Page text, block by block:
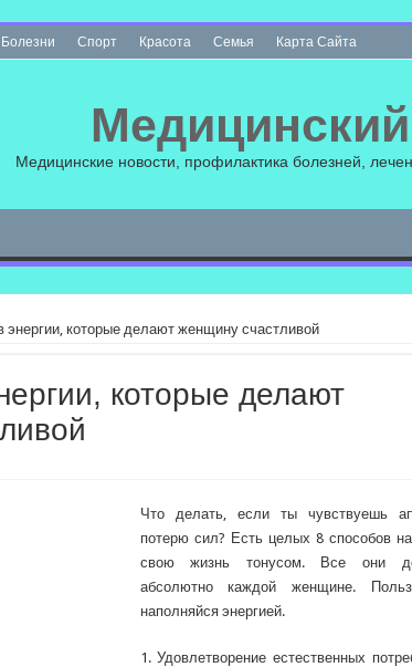
Болезни Спорт Красота Семья Карта Сайта
Медицинские новости, профилактика болезней,
энергии, которые делают женщину счастливой
которые делают
Что делать, если ты чувствуешь
потерю сил? Есть целых 8 способов
свою жизнь тонусом. Все они
абсолютно каждой женщине.
наполняйся энергией.
1. Удовлетворение естественных